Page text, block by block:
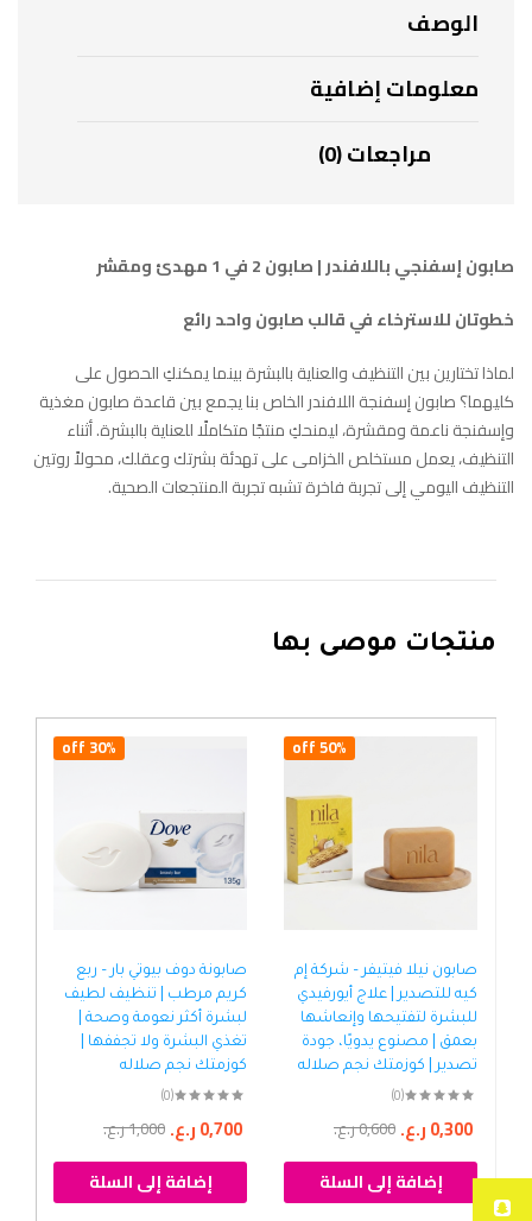
الوصف
معلومات إضافية
مراجعات (0)
صابون إسفنجي باللافندر | صابون 2 في 1 مهدئ ومقشر
خطوتان للاسترخاء في قالب صابون واحد رائع
لماذا تختارين بين التنظيف والعناية بالبشرة بينما يمكنكِ الحصول على
كليهما؟ صابون إسفنجة اللافندر الخاص بنا يجمع بين قاعدة صابون مغذية
وإسفنجة ناعمة ومقشرة، ليمنحكِ منتجًا متكاملًا للعناية بالبشرة. أثناء
التنظيف، يعمل مستخلص الخزامى على تهدئة بشرتك وعقلك، محولاً روتين
التنظيف اليومي إلى تجربة فاخرة تشبه تجربة المنتجعات الصحية.
منتجات موصى بها
50% off
صابون نيلا فيتيفر – شركة إم
كيه للتصدير | علاج أيورفيدي
للبشرة لتفتيحها وإنعاشها
بعمق | مصنوع يدويًا، جودة
تصدير | كوزمتك نجم صلاله
(0)
0,600ر.ع. 0,300ر.ع.
إضافة إلى السلة
30% off
صابونة دوف بيوتي بار – ربع
كريم مرطب | تنظيف لطيف
لبشرة أكثر نعومة وصحة |
تغذي البشرة ولا تجففها |
كوزمتك نجم صلاله
(0)
1,000ر.ع. 0,700ر.ع.
إضافة إلى السلة